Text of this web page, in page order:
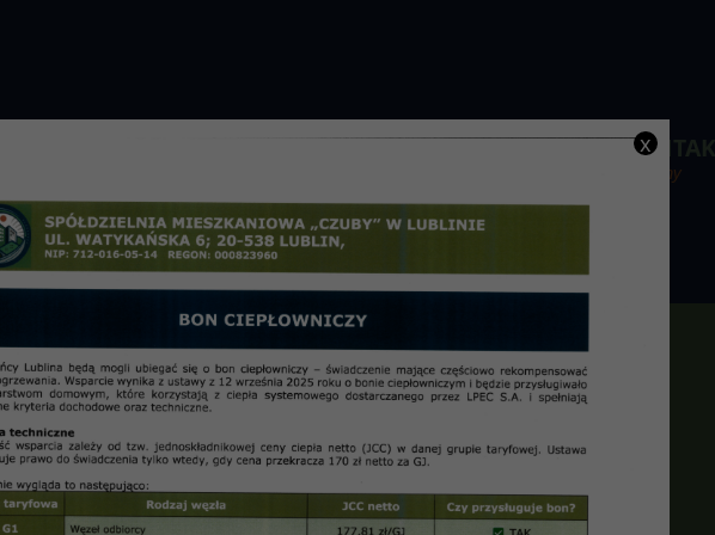
PRZETARGI OSIEDLA KONTAKT
telefony
x